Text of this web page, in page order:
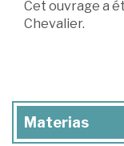
Cet ouvrage a
Chevalier.
Materias